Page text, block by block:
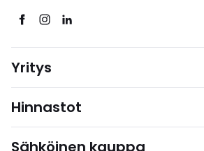
Yritys
Hinnastot
Sähköinen kauppa